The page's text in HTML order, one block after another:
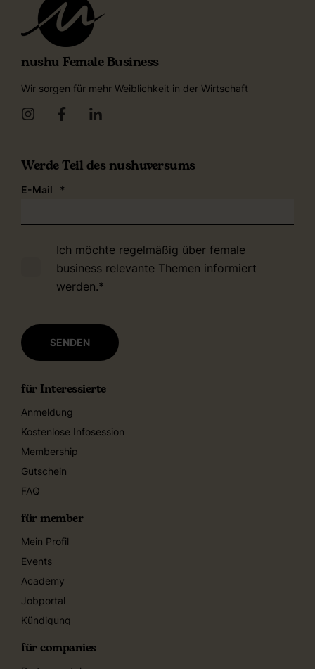
nushu Female Business
Wir sorgen für mehr Weiblichkeit in der Wirtschaft
Werde Teil des nushuversums
E-Mail *
Ich möchte regelmäßig über female
business relevante Themen informiert
werden.*
für Interessierte
Anmeldung
Kostenlose Infosession
Membership
Gutschein
FAQ
für member
Mein Profil
Events
Academy
Jobportal
Kündigung
für companies